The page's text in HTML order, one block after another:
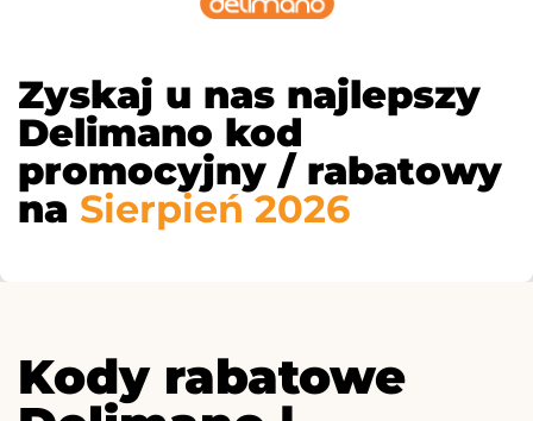
Zyskaj u nas najlepszy
Delimano kod
promocyjny / rabatowy
na Sierpień 2026
Kody rabatowe